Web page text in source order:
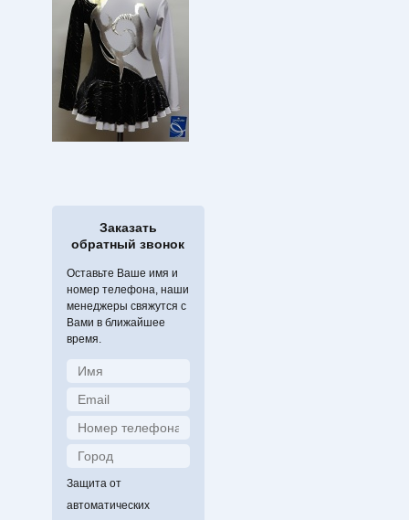
Заказать
обратный звонок
Оставьте Ваше имя и
номер телефона, наши
менеджеры свяжутся с
Вами в ближайшее
время.
Защита от
автоматических